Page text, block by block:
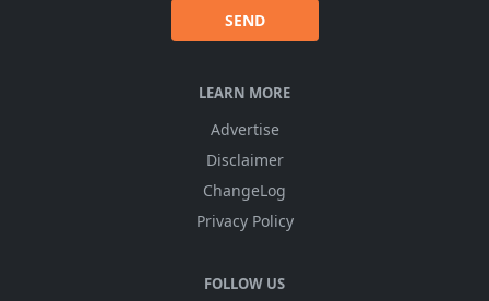
SEND
LEARN MORE
Advertise
Disclaimer
ChangeLog
Privacy Policy
FOLLOW US